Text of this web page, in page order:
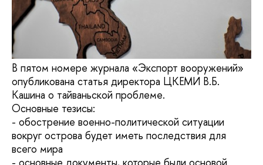
В пятом номере журнала «Экспорт вооружений»
опубликована статья директора ЦКЕМИ В.Б.
Кашина о тайваньской проблеме.
Основные тезисы:
- обострение военно-политической ситуации
вокруг острова будет иметь последствия для
всего мира